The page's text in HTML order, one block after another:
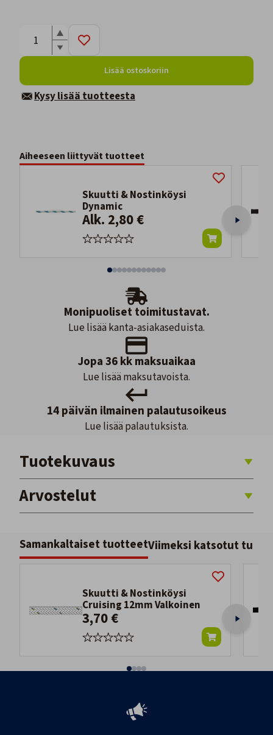
Lisää ostoskoriin
Kysy lisää tuotteesta
Aiheeseen liittyvät tuotteet
Skuutti & Nostinköysi
Dynamic
Alk. 2,80 €
Monipuoliset toimitustavat.
Lue lisää kanta-asiakaseduista.
Jopa 36 kk maksuaikaa
Lue lisää maksutavoista.
14 päivän ilmainen palautusoikeus
Lue lisää palautuksista.
Tuotekuvaus
Arvostelut
Samankaltaiset tuotteetViimeksi katsotut
Skuutti & Nostinköysi
Cruising 12mm Valkoinen
3,70 €